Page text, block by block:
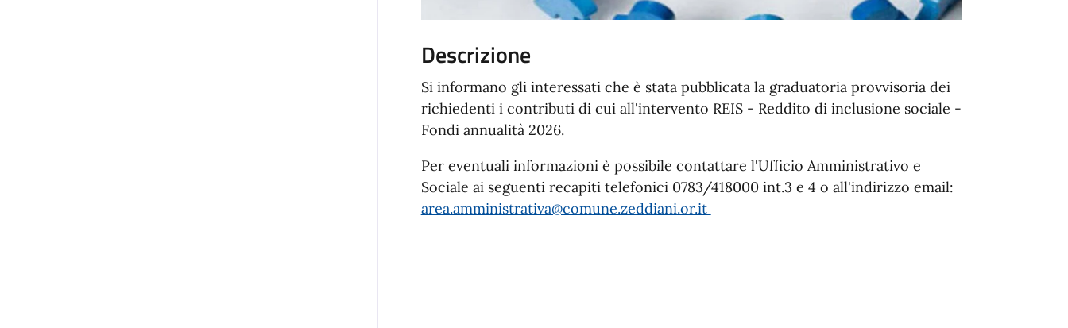
Descrizione
Si informano gli interessati che è stata pubblicata la graduatoria provvisoria dei
richiedenti i contributi di cui all'intervento REIS - Reddito di inclusione sociale -
Fondi annualità 2026.
Per eventuali informazioni è possibile contattare l'Ufficio Amministrativo e
Sociale ai seguenti recapiti telefonici 0783/418000 int.3 e 4 o all'indirizzo email:
area.amministrativa@comune.zeddiani.or.it